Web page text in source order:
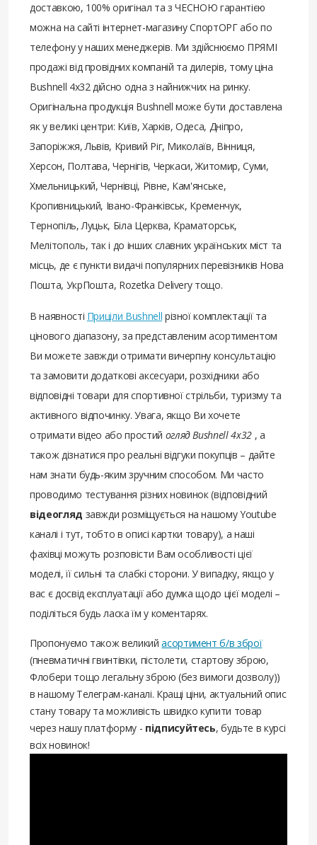
доставкою, 100% оригінал та з ЧЕСНОЮ гарантією
можна на сайті інтернет-магазину СпортОРГ або по
телефону у наших менеджерів. Ми здійснюємо ПРЯМІ
продажі від провідних компаній та дилерів, тому ціна
Bushnell 4x32 дійсно одна з найнижчих на ринку.
Оригінальна продукція Bushnell може бути доставлена ​​
як у великі центри: Київ, Харків, Одеса, Дніпро,
Запоріжжя, Львів, Кривий Ріг, Миколаїв, Вінниця,
Херсон, Полтава, Чернігів, Черкаси, Житомир, Суми,
Хмельницький, Чернівці, Рівне, Кам'янське,
Кропивницький, Івано-Франківськ, Кременчук,
Тернопіль, Луцьк, Біла Церква, Краматорськ,
Мелітополь, так і до інших славних українських міст та
місць, де є пункти видачі популярних перевізників Нова
Пошта, УкрПошта, Rozetka Delivery тощо.
В наявності Приціли Bushnell різної комплектації та
цінового діапазону, за представленим асортиментом
Ви можете завжди отримати вичерпну консультацію
та замовити додаткові аксесуари, розхідники або
відповідні товари для спортивної стрільби, туризму та
активного відпочинку. Увага, якщо Ви хочете
отримати відео або простий огляд Bushnell 4x32 , а
також дізнатися про реальні відгуки покупців – дайте
нам знати будь-яким зручним способом. Ми часто
проводимо тестування різних новинок (відповідний
відеогляд завжди розміщується на нашому Youtube
каналі і тут, тобто в описі картки товару), а наші
фахівці можуть розповісти Вам особливості цієї
моделі, її сильні та слабкі сторони. У випадку, якщо у
вас є досвід експлуатації або думка щодо цієї моделі –
поділіться будь ласка їм у коментарях.
Пропонуємо також великийасортимент б/в зброї
(пневматичні гвинтівки, пістолети, стартову зброю,
Флобери тощо легальну зброю (без вимоги дозволу))
в нашому Телеграм-каналі. Кращі ціни, актуальний опис
стану товару та можливість швидко купити товар
через нашу платформу - підписуйтесь, будьте в курсі
всіх новинок!